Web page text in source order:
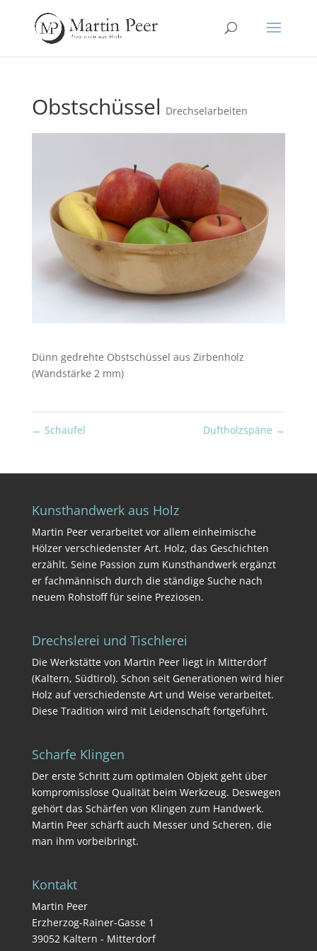
Obstschüssel Drechselarbeiten
Dünn gedrehte Obstschüssel aus Zirbenholz
(Wandstärke 2 mm)
← Schaufel Duftholzspäne →
Kunsthandwerk aus Holz
Martin Peer verarbeitet vor allem einheimische
Hölzer verschiedenster Art. Holz, das Geschichten
erzählt. Seine Passion zum Kunsthandwerk ergänzt
er fachmännisch durch die ständige Suche nach
neuem Rohstoff für seine Preziosen.
Drechslerei und Tischlerei
Die Werkstätte von Martin Peer liegt in Mitterdorf
(Kaltern, Südtirol). Schon seit Generationen wird hier
Holz auf verschiedenste Art und Weise verarbeitet.
Diese Tradition wird mit Leidenschaft fortgeführt.
Scharfe Klingen
Der erste Schritt zum optimalen Objekt geht über
kompromisslose Qualität beim Werkzeug. Deswegen
gehört das Schärfen von Klingen zum Handwerk.
Martin Peerschärft auch Messer und Scheren, die
man ihm vorbeibringt.
Kontakt
Martin Peer
Erzherzog-Rainer-Gasse 1
39052 Kaltern - Mitterdorf